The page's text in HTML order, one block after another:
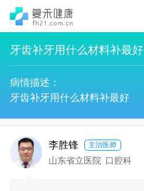
牙齿补牙用什么材料补最好
病情描述：
牙齿补牙用什么材料补最好
李胜锋 主治医师
山东省立医院 口腔科